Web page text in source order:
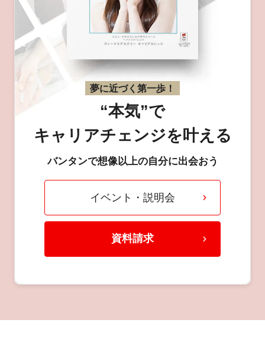
夢に近づく第一歩！
“本気”で
キャリアチェンジを叶える
バンタンで想像以上の自分に出会おう
イベント・説明会
資料請求